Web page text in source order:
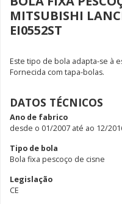
MITSUBISHI
EI0552ST
Este tipo de bola adapta-se à
Fornecida com tapa-bolas.
DATOS TÉCNICOS
Ano de fabrico
desde o 01/2007 até ao 12/
Tipo de bola
Bola fixa pescoço de cisne
Legislação
CE